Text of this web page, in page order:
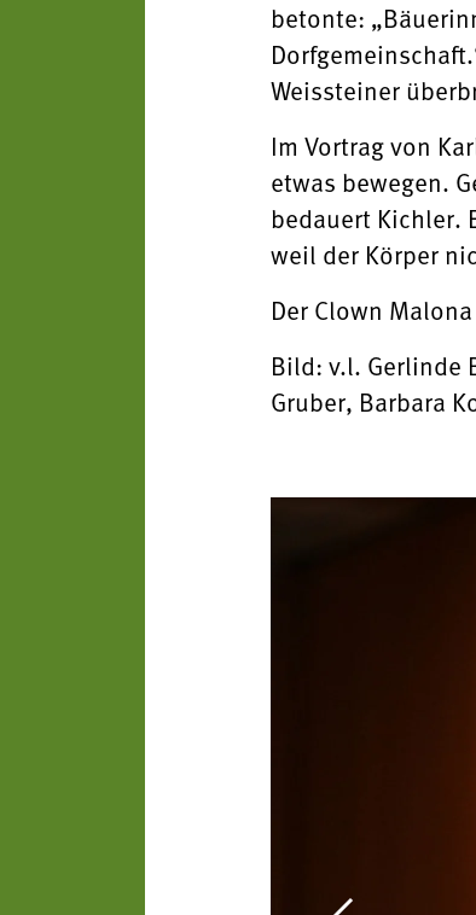
betonte:
Weissteiner
Im Vortrag von
etwas bewegen.
bedauert Kichler.
weil der Körper
Der Clown
Bild: v.l. Gerlinde
Gruber, Barbara